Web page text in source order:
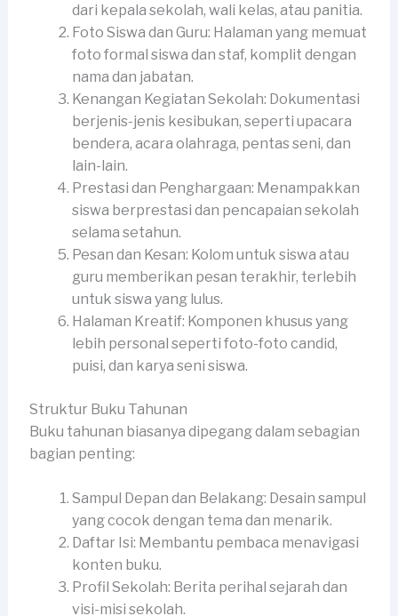
dari kepala sekolah, wali kelas, atau panitia.
Foto Siswa dan Guru: Halaman yang memuat
foto formal siswa dan staf, komplit dengan
nama dan jabatan.
Kenangan Kegiatan Sekolah: Dokumentasi
berjenis-jenis kesibukan, seperti upacara
bendera, acara olahraga, pentas seni, dan
lain-lain.
Prestasi dan Penghargaan: Menampakkan
siswa berprestasi dan pencapaian sekolah
selama setahun.
Pesan dan Kesan: Kolom untuk siswa atau
guru memberikan pesan terakhir, terlebih
untuk siswa yang lulus.
Halaman Kreatif: Komponen khusus yang
lebih personal seperti foto-foto candid,
puisi, dan karya seni siswa.
Struktur Buku Tahunan
Buku tahunan biasanya dipegang dalam sebagian
bagian penting:
Sampul Depan dan Belakang: Desain sampul
yang cocok dengan tema dan menarik.
Daftar Isi: Membantu pembaca menavigasi
konten buku.
Profil Sekolah: Berita perihal sejarah dan
visi-misi sekolah.